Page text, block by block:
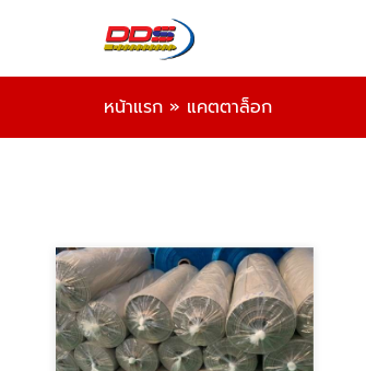
หน้าแรก » แคตตาล็อก